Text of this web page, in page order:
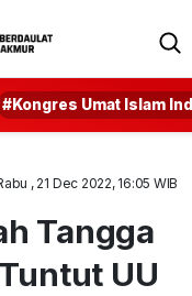
#Kongres Umat Islam
, 21 Dec 2022, 16:05 WIB
Tangga
UU